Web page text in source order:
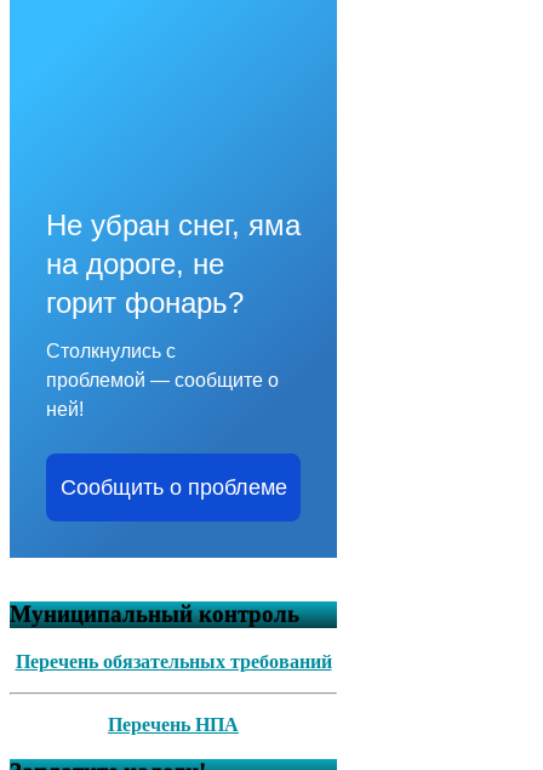
Не убран снег, яма
на дороге, не
горит фонарь?
Столкнулись с
проблемой — сообщите о
ней!
Сообщить о проблеме
Муниципальный контроль
Перечень обязательных требований
Перечень НПА